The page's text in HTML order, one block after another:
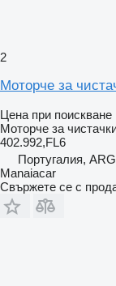
2
Моторче за
Цена при поискване
Моторче за
402.992,FL6
Португалия,
Manaiacar
Свържете се с